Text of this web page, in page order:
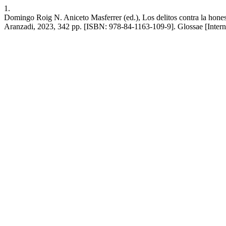
1.
Domingo Roig N. Aniceto Masferrer (ed.), Los delitos contra la
Aranzadi, 2023, 342 pp. [ISBN: 978-84-1163-109-9]. Glossae